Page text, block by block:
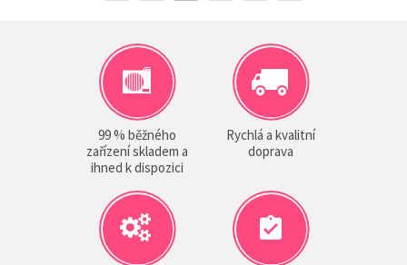
99 % běžného
zařízení skladem a
ihned k dispozici
Rychlá a kvalitní
doprava